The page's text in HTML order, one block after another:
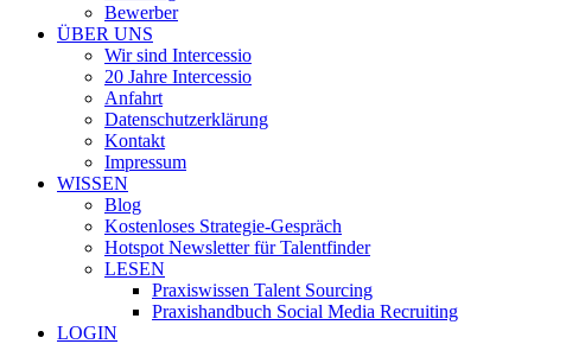
Bewerber
ÜBER UNS
Wir sind Intercessio
20 Jahre Intercessio
Anfahrt
Datenschutzerklärung
Kontakt
Impressum
WISSEN
Blog
Kostenloses Strategie-Gespräch
Hotspot Newsletter für Talentfinder
LESEN
Praxiswissen Talent Sourcing
Praxishandbuch Social Media Recruiting
LOGIN